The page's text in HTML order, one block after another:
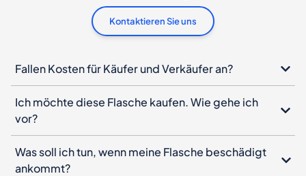
Kontaktieren Sie uns
Fallen Kosten für Käufer und Verkäufer an?
Ich möchte diese Flasche kaufen. Wie gehe ich
vor?
Was soll ich tun, wenn meine Flasche beschädigt
ankommt?